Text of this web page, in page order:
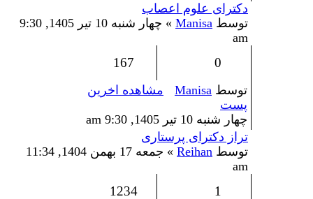
دکترای علوم اعصاب
توسط Manisa
» چهار شنبه 10 تیر 1405, 9:30
am
0
167
توسط Manisa
مشاهده اخرین
پست
چهار شنبه 10 تیر 1405, 9:30 am
تراز دکترای پرستاری
توسط Reihan
» جمعه 17 بهمن 1404, 11:34
am
1
1234